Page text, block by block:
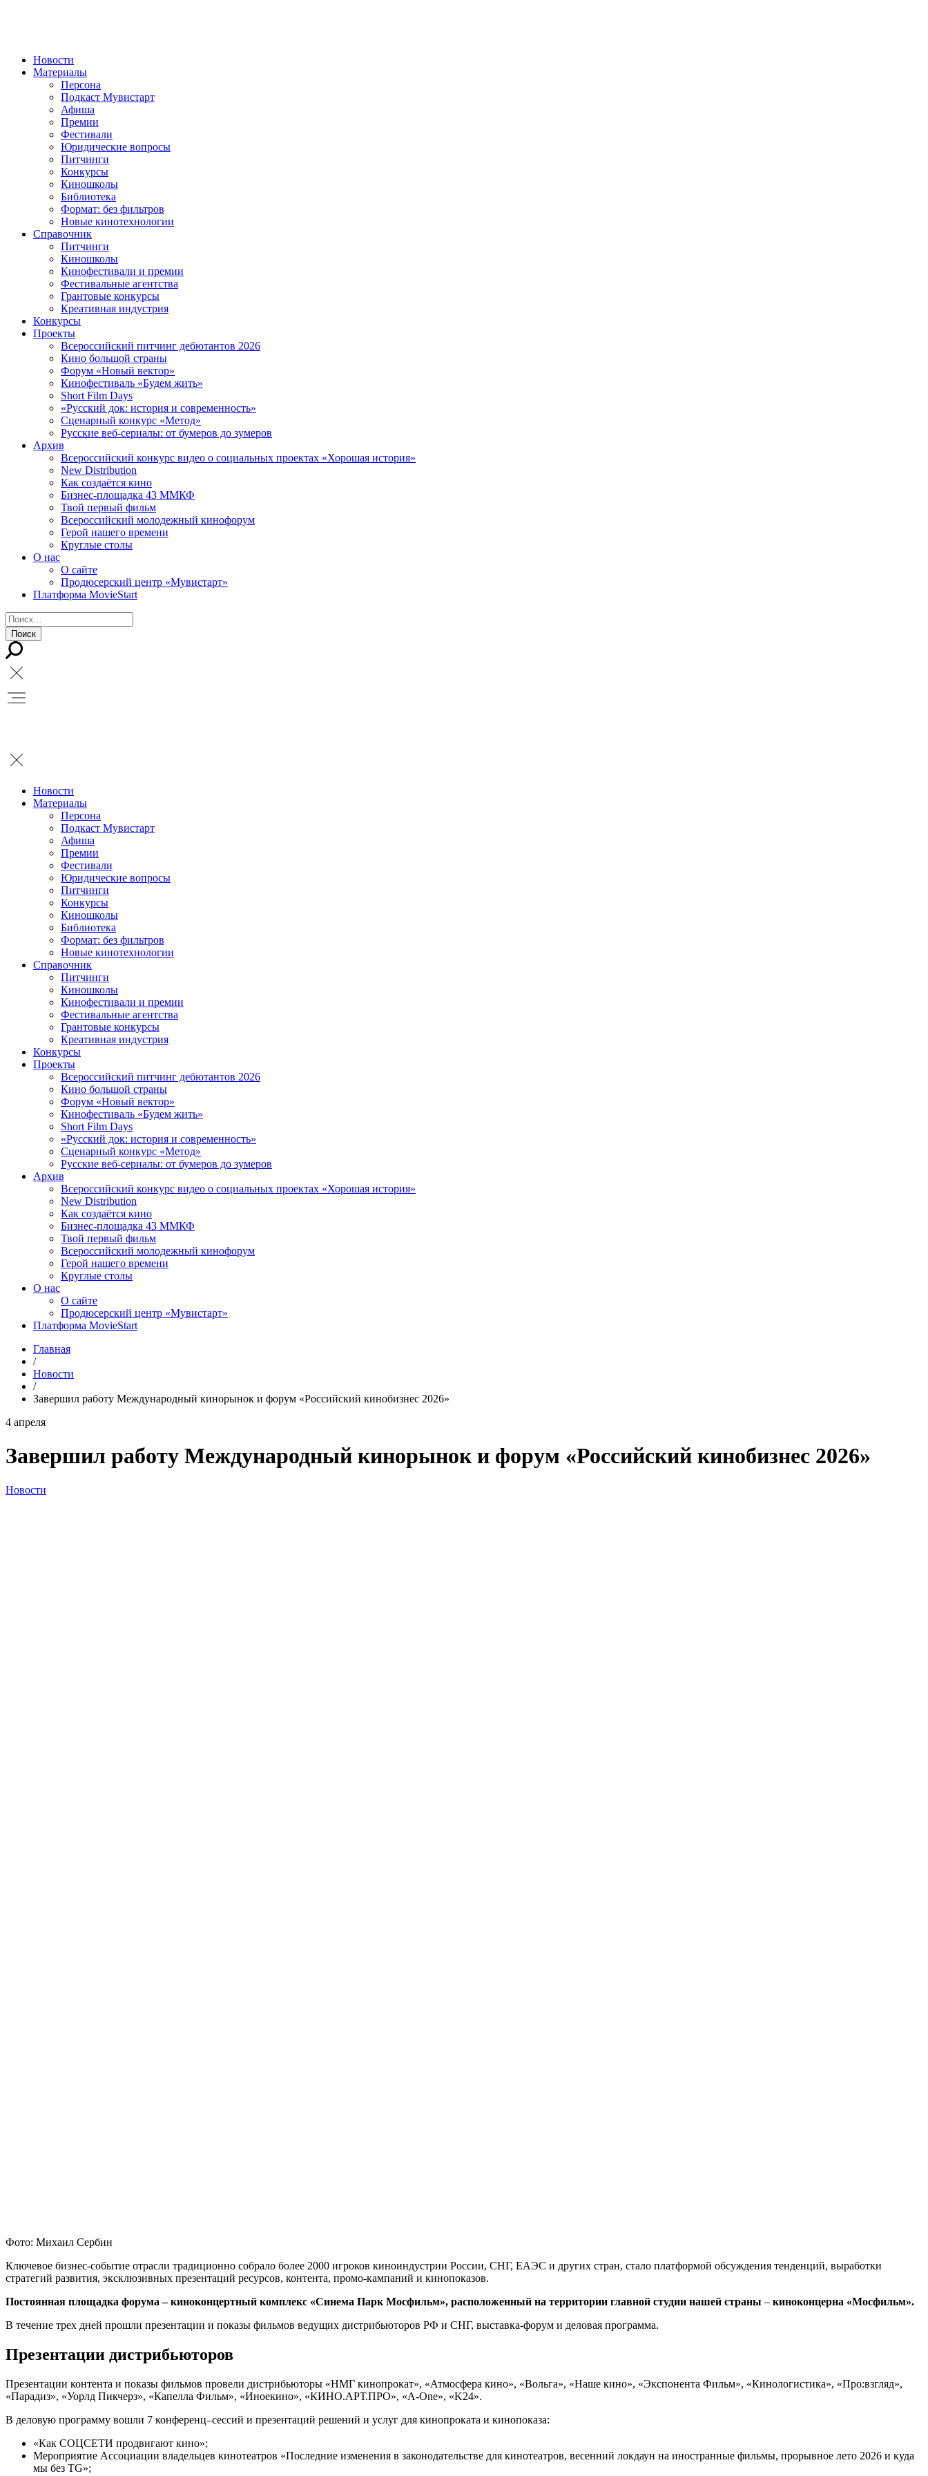
Новости
Материалы
Персона
Подкаст Мувистарт
Афиша
Премии
Фестивали
Юридические вопросы
Питчинги
Конкурсы
Киношколы
Библиотека
Формат: без фильтров
Новые кинотехнологии
Справочник
Питчинги
Киношколы
Кинофестивали и премии
Фестивальные агентства
Грантовые конкурсы
Креативная индустрия
Конкурсы
Проекты
Всероссийский питчинг дебютантов 2026
Кино большой страны
Форум «Новый вектор»
Кинофестиваль «Будем жить»
Short Film Days
«Русский док: история и современность»
Сценарный конкурс «Метод»
Русские веб-сериалы: от бумеров до зумеров
Архив
Всероссийский конкурс видео о социальных проектах «Хорошая история»
New Distribution
Как создаётся кино
Бизнес-площадка 43 ММКФ
Твой первый фильм
Всероссийский молодежный кинофорум
Герой нашего времени
Круглые столы
О нас
О сайте
Продюсерский центр «Мувистарт»
Платформа MovieStart
Новости
Материалы
Персона
Подкаст Мувистарт
Афиша
Премии
Фестивали
Юридические вопросы
Питчинги
Конкурсы
Киношколы
Библиотека
Формат: без фильтров
Новые кинотехнологии
Справочник
Питчинги
Киношколы
Кинофестивали и премии
Фестивальные агентства
Грантовые конкурсы
Креативная индустрия
Конкурсы
Проекты
Всероссийский питчинг дебютантов 2026
Кино большой страны
Форум «Новый вектор»
Кинофестиваль «Будем жить»
Short Film Days
«Русский док: история и современность»
Сценарный конкурс «Метод»
Русские веб-сериалы: от бумеров до зумеров
Архив
Всероссийский конкурс видео о социальных проектах «Хорошая история»
New Distribution
Как создаётся кино
Бизнес-площадка 43 ММКФ
Твой первый фильм
Всероссийский молодежный кинофорум
Герой нашего времени
Круглые столы
О нас
О сайте
Продюсерский центр «Мувистарт»
Платформа MovieStart
Главная
/
Новости
/
Завершил работу Международный кинорынок и форум «Российский кинобизнес 2026»
4 апреля
Завершил работу Международный кинорынок и форум «Российский кинобизнес 2026»
Новости
Фото: Михаил Сербин
Ключевое бизнес-событие отрасли традиционно собрало более 2000 игроков киноиндустрии России, СНГ, ЕАЭС и других стран, стало платформой обсуждения тенденций, выработки
стратегий развития, эксклюзивных презентаций ресурсов, контента, промо-кампаний и кинопоказов.
Постоянная площадка форума – киноконцертный комплекс «Синема Парк Мосфильм», расположенный на территории главной студии нашей страны – киноконцерна «Мосфильм».
В течение трех дней прошли презентации и показы фильмов ведущих дистрибьюторов РФ и СНГ, выставка-форум и деловая программа.
Презентации дистрибьюторов
Презентации контента и показы фильмов провели дистрибьюторы «НМГ кинопрокат», «Атмосфера кино», «Вольга», «Наше кино», «Экспонента Фильм», «Кинологистика», «Про:взгляд»,
«Парадиз», «Уорлд Пикчерз», «Капелла Фильм», «Иноекино», «КИНО.АРТ.ПРО», «A-One», «K24».
В деловую программу вошли 7 конференц–сессий и презентаций решений и услуг для кинопроката и кинопоказа:
«Как СОЦСЕТИ продвигают кино»;
Мероприятие Ассоциации владельцев кинотеатров «Последние изменения в законодательстве для кинотеатров, весенний локдаун на иностранные фильмы, прорывное лето 2026 и куда
мы без TG»;